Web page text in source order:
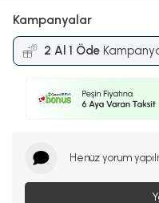
Kampanyalar
2 Al 1 Öde
Henüz yorum